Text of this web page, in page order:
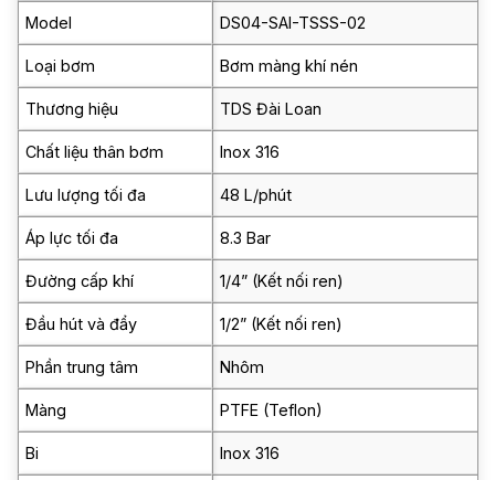
Model DS04-SAI-TSSS-02
Loại bơm Bơm màng khí nén
Thương hiệu TDS Đài Loan
Chất liệu thân bơm Inox 316
Lưu lượng tối đa 48 L/phút
Áp lực tối đa 8.3 Bar
Đường cấp khí 1/4” (Kết nối ren)
Đầu hút và đẩy 1/2” (Kết nối ren)
Phần trung tâm Nhôm
Màng PTFE (Teflon)
Bi Inox 316